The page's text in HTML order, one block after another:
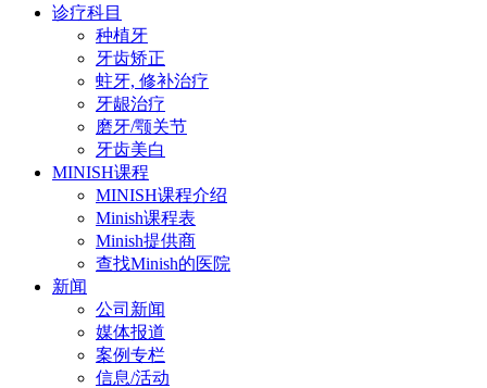
诊疗科目
种植牙
牙齿矫正
蛀牙, 修补治疗
牙龈治疗
磨牙/颚关节
牙齿美白
MINISH课程
MINISH课程介绍
Minish课程表
Minish提供商
查找Minish的医院
新闻
公司新闻
媒体报道
案例专栏
信息/活动